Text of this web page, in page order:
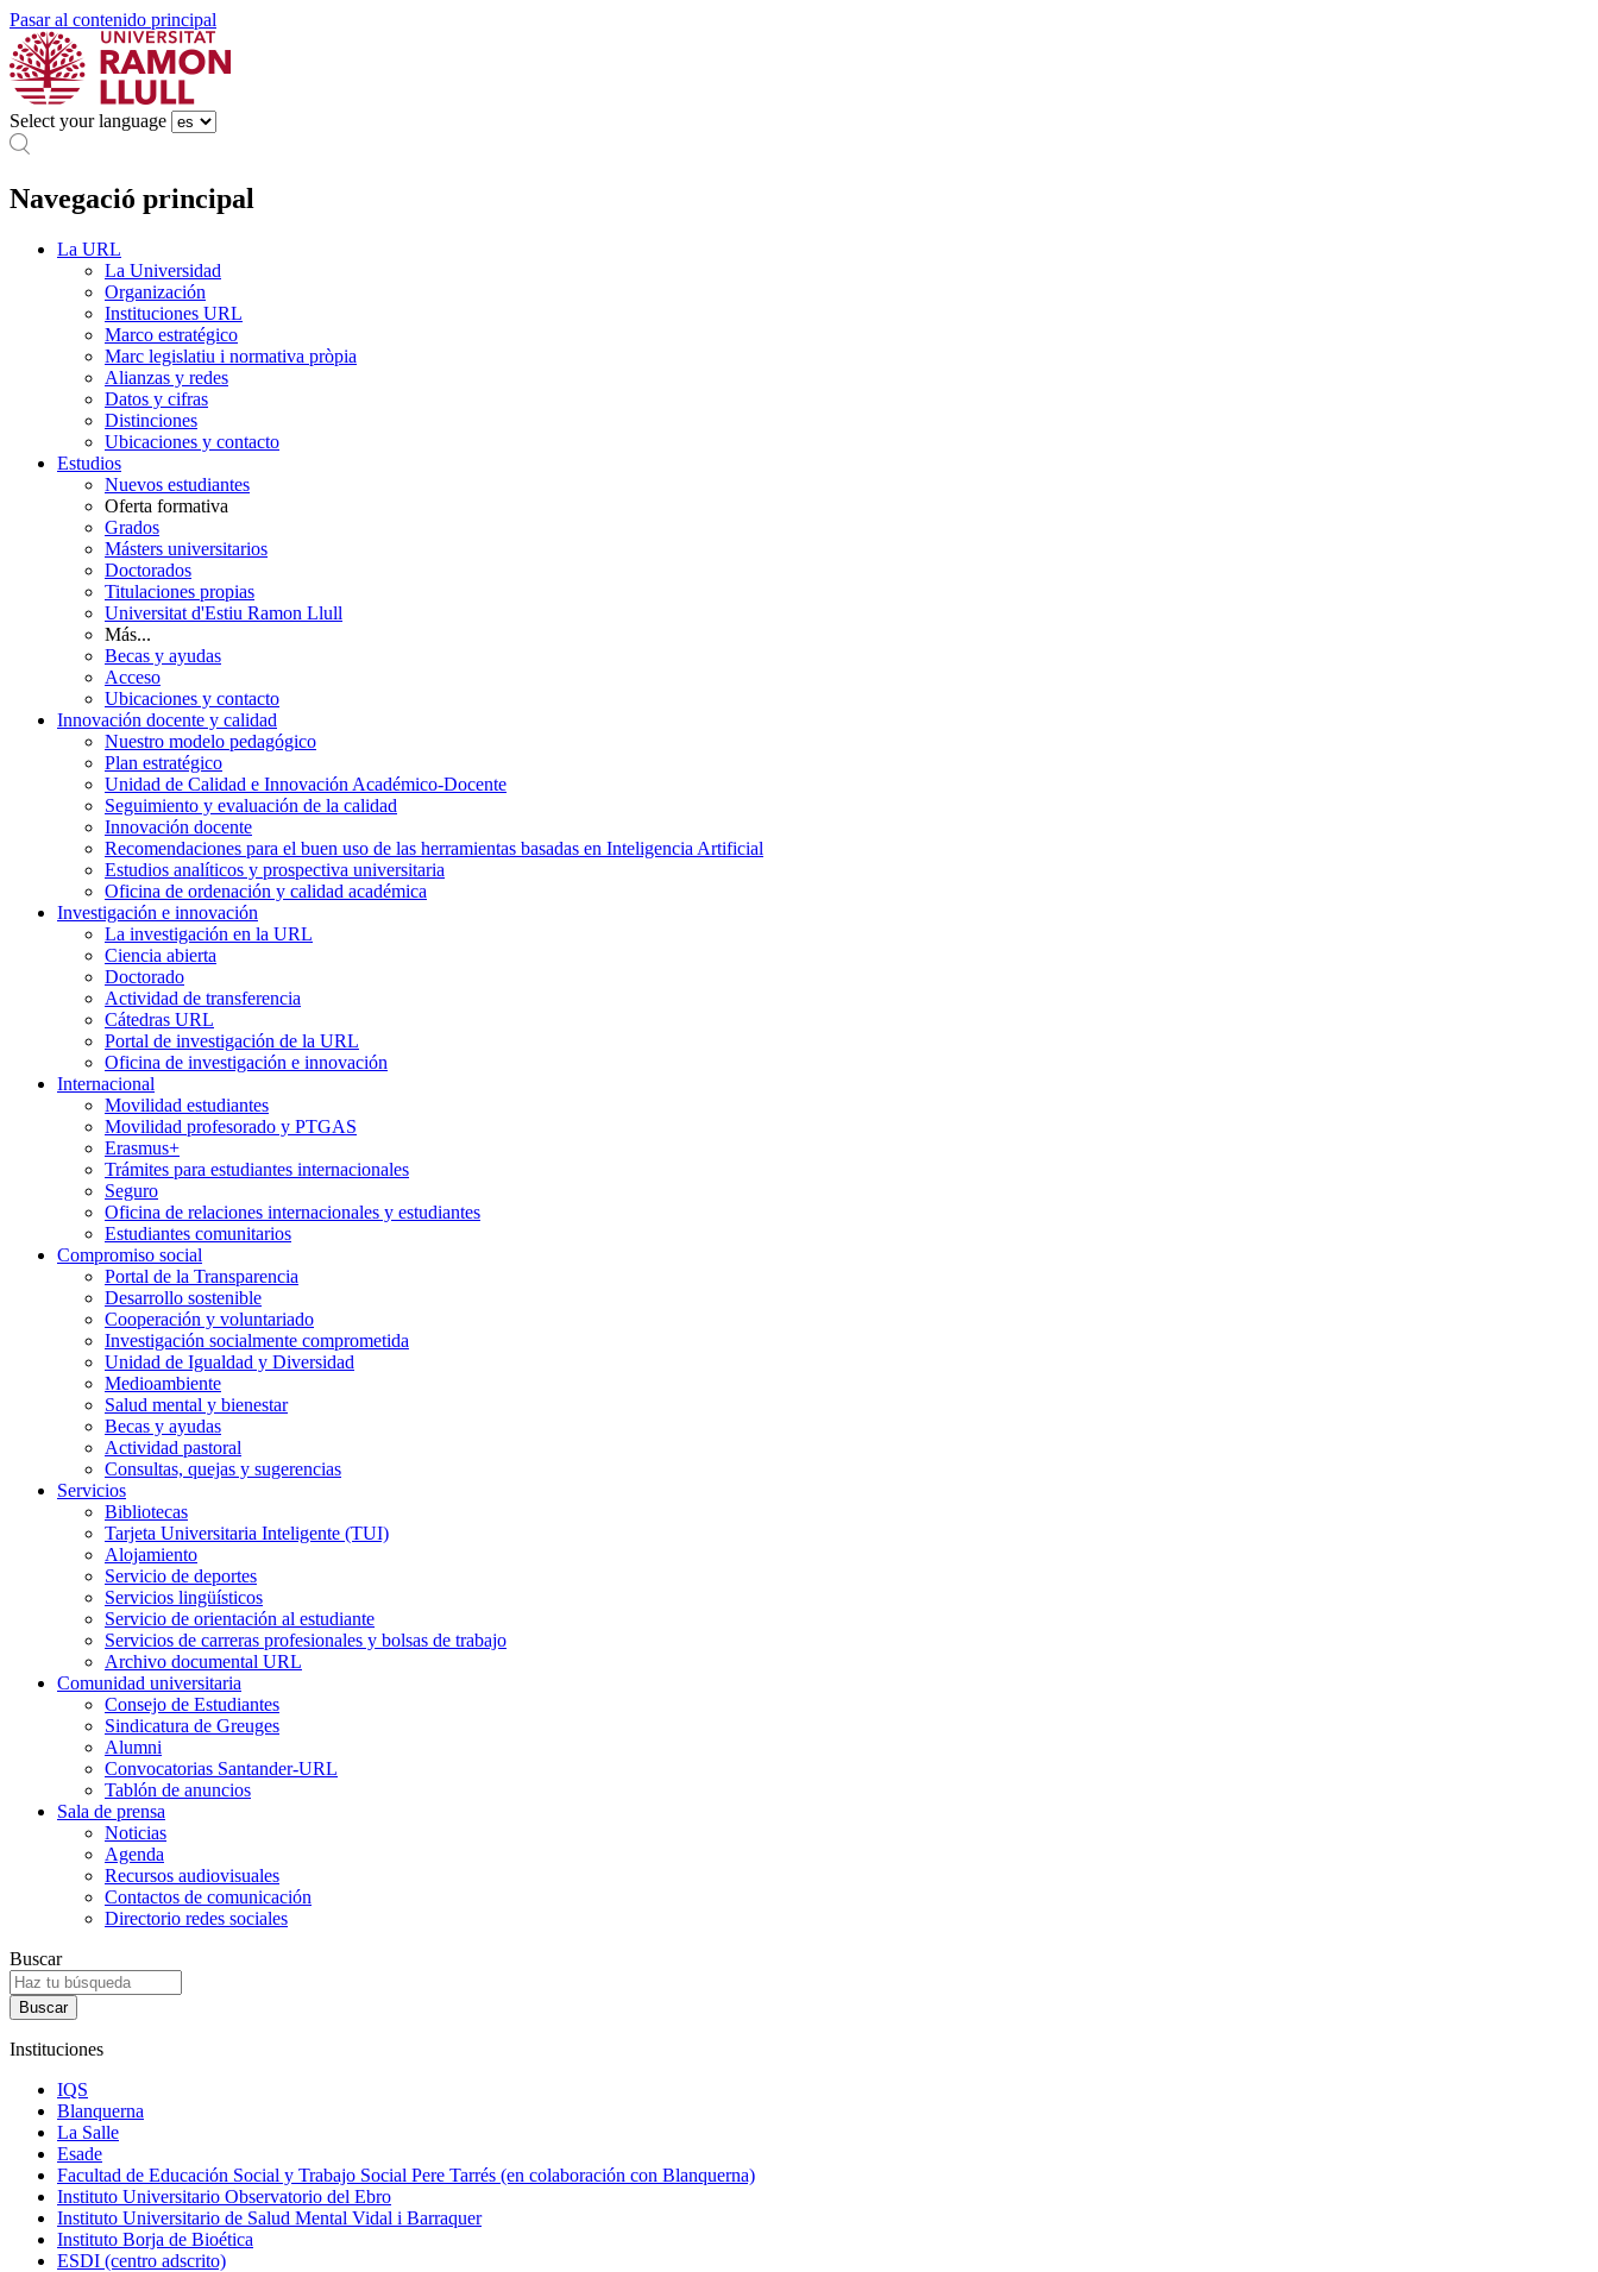
Pasar al contenido principal
Select your language
Navegació principal
La URL
La Universidad
Organización
Instituciones URL
Marco estratégico
Marc legislatiu i normativa pròpia
Alianzas y redes
Datos y cifras
Distinciones
Ubicaciones y contacto
Estudios
Nuevos estudiantes
Oferta formativa
Grados
Másters universitarios
Doctorados
Titulaciones propias
Universitat d'Estiu Ramon Llull
Más...
Becas y ayudas
Acceso
Ubicaciones y contacto
Innovación docente y calidad
Nuestro modelo pedagógico
Plan estratégico
Unidad de Calidad e Innovación Académico-Docente
Seguimiento y evaluación de la calidad
Innovación docente
Recomendaciones para el buen uso de las herramientas basadas en Inteligencia Artificial
Estudios analíticos y prospectiva universitaria
Oficina de ordenación y calidad académica
Investigación e innovación
La investigación en la URL
Ciencia abierta
Doctorado
Actividad de transferencia
Cátedras URL
Portal de investigación de la URL
Oficina de investigación e innovación
Internacional
Movilidad estudiantes
Movilidad profesorado y PTGAS
Erasmus+
Trámites para estudiantes internacionales
Seguro
Oficina de relaciones internacionales y estudiantes
Estudiantes comunitarios
Compromiso social
Portal de la Transparencia
Desarrollo sostenible
Cooperación y voluntariado
Investigación socialmente comprometida
Unidad de Igualdad y Diversidad
Medioambiente
Salud mental y bienestar
Becas y ayudas
Actividad pastoral
Consultas, quejas y sugerencias
Servicios
Bibliotecas
Tarjeta Universitaria Inteligente (TUI)
Alojamiento
Servicio de deportes
Servicios lingüísticos
Servicio de orientación al estudiante
Servicios de carreras profesionales y bolsas de trabajo
Archivo documental URL
Comunidad universitaria
Consejo de Estudiantes
Sindicatura de Greuges
Alumni
Convocatorias Santander-URL
Tablón de anuncios
Sala de prensa
Noticias
Agenda
Recursos audiovisuales
Contactos de comunicación
Directorio redes sociales
Buscar
Instituciones
IQS
Blanquerna
La Salle
Esade
Facultad de Educación Social y Trabajo Social Pere Tarrés (en colaboración con Blanquerna)
Instituto Universitario Observatorio del Ebro
Instituto Universitario de Salud Mental Vidal i Barraquer
Instituto Borja de Bioética
ESDI (centro adscrito)